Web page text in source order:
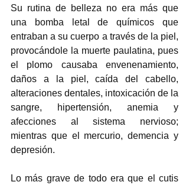
Su rutina de belleza no era más que
una bomba letal de químicos que
entraban a su cuerpo a través de la piel,
provocándole la muerte paulatina, pues
el plomo causaba envenenamiento,
daños a la piel, caída del cabello,
alteraciones dentales, intoxicación de la
sangre, hipertensión, anemia y
afecciones al sistema nervioso;
mientras que el mercurio, demencia y
depresión.
Lo más grave de todo era que el cutis